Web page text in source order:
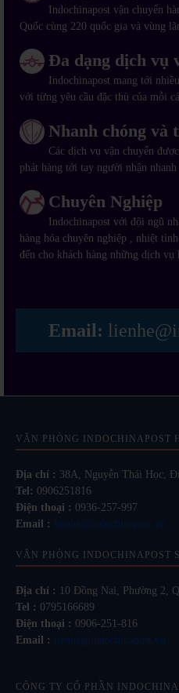
Indochinapost vận chuyển
Quốc cùng 220 quốc gia và vùng
Đa dạng dịch vụ
Indochinapost mang tới
với từng yêu cầu đặc thù của mỗi
Nhanh chóng và
Các dịch vụ vận chuyển
phát hàng tới tay người nhận
Chuyên Nghiệp
Indochinapost với đội ngũ
hàng hóa chuyên nghiệp , nhiệt
đến cho khách hàng những dịch vụ
Email:
VĂN PHÒNG INDOCHINAPOST
Địa chỉ : 38A, Nguyễn Thái Học,
Tel: 0906251816
Điện thoại : 0936-257-997
Email :
lienhe@indochinapost.vn
VĂN PHÒNG INDOCHINAPOST
Địa chỉ : 10 Đồng Nai, Phường 2,
Tel : 0795166689
Điện thoại : 0906-251-816
Email :
lienhe@indochinapost.vn
CÔNG TY CỔ PHẦN